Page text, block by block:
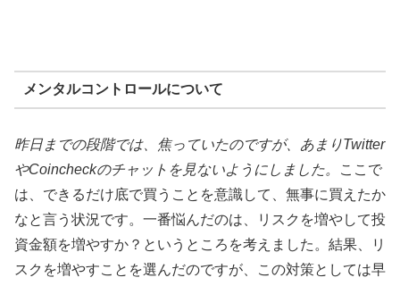
メンタルコントロールについて
昨日までの段階では、焦っていたのですが、あまりTwitter
やCoincheckのチャットを見ないようにしました。
ここで
は、できるだけ底で買うことを意識して、無事に買えたか
なと言う状況です。一番悩んだのは、リスクを増やして投
資金額を増やすか？というところを考えました。結果、リ
スクを増やすことを選んだのですが、この対策としては早